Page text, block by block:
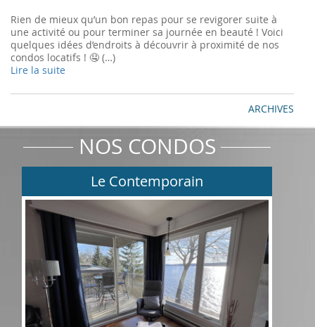
Rien de mieux qu’un bon repas pour se revigorer suite à
une activité ou pour terminer sa journée en beauté ! Voici
quelques idées d’endroits à découvrir à proximité de nos
condos locatifs ! 🤤 (…)
Lire la suite
ARCHIVES
NOS CONDOS
Le Contemporain